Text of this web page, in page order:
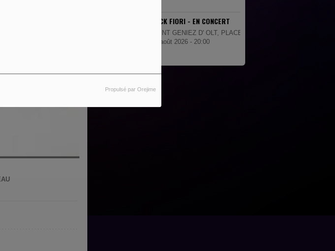
Propulsé par Orejime
PATRICK FIORI - EN CONCERT
SAINT GENIEZ D' OLT, PLACE DE LA MAIRIE
08 août 2026 - 20:00